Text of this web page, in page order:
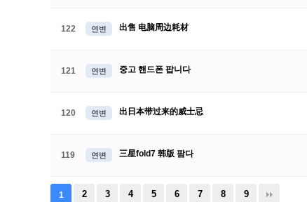
122 연변 出售 电脑周边耗材
121 연변 중고 핸드폰 팝니다
120 연변 出日本带过来的威士忌
119 연변 三星fold7 韩版 팜다
1 2 3 4 5 6 7 8 9